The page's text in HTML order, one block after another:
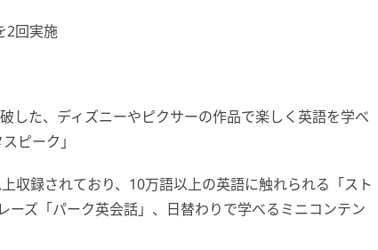
2回実施
した、ディズニーやピクサーの作品で楽しく英語を学べ
ピーク」
収録されており、10万語以上の英語に触れられる「スト
ーズ「パーク英会話」、日替わりで学べるミニコンテン